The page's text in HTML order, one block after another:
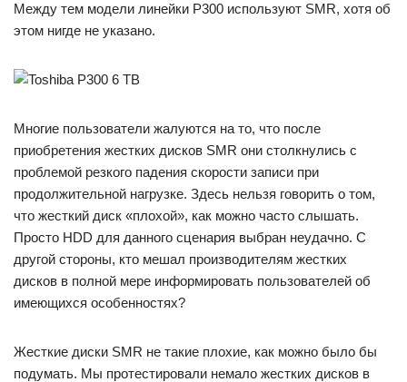
Между тем модели линейки P300 используют SMR, хотя об
этом нигде не указано.
Многие пользователи жалуются на то, что после
приобретения жестких дисков SMR они столкнулись с
проблемой резкого падения скорости записи при
продолжительной нагрузке. Здесь нельзя говорить о том,
что жесткий диск «плохой», как можно часто слышать.
Просто HDD для данного сценария выбран неудачно. С
другой стороны, кто мешал производителям жестких
дисков в полной мере информировать пользователей об
имеющихся особенностях?
Жесткие диски SMR не такие плохие, как можно было бы
подумать. Мы протестировали немало жестких дисков в